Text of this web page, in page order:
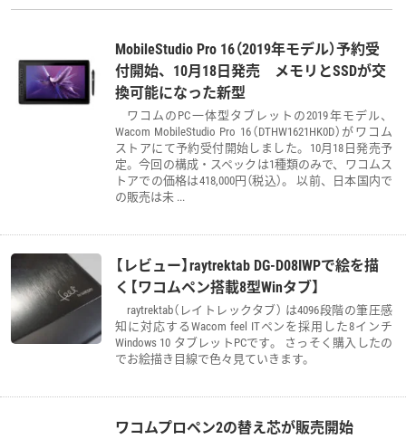
MobileStudio Pro 16（2019年モデル）予約受
付開始、10月18日発売 メモリとSSDが交
換可能になった新型
ワコムのPC一体型タブレットの2019年モデル、
Wacom MobileStudio Pro 16（DTHW1621HK0D）がワコム
ストアにて予約受付開始しました。10月18日発売予
定。今回の構成・スペックは1種類のみで、ワコムス
トアでの価格は418,000円（税込）。 以前、日本国内で
の販売は未 ...
【レビュー】raytrektab DG-D08IWPで絵を描
く【ワコムペン搭載8型Winタブ】
raytrektab（レイトレックタブ） は4096段階の筆圧感
知に対応するWacom feel ITペンを採用した8インチ
Windows 10 タブレットPCです。 さっそく購入したの
でお絵描き目線で色々見ていきます。
ワコムプロペン2の替え芯が販売開始